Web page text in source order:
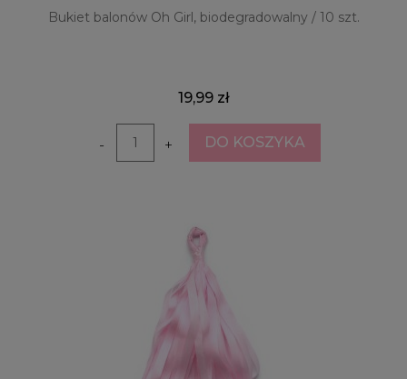
Bukiet balonów Oh Girl, biodegradowalny / 10 szt.
19,99 zł
- + DO KOSZYKA